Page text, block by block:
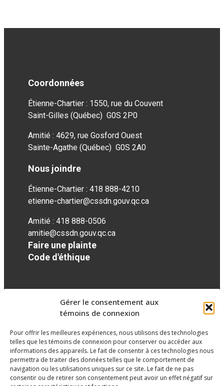
Gérer le consentement aux
témoins de connexion
Pour offrir les meilleures expériences, nous utilisons des technologies
telles que les témoins de connexion pour conserver ou accéder aux
informations des appareils. Le fait de consentir à ces technologies nous
permettra de traiter des données telles que le comportement de
navigation ou les utilisations uniques sur ce site. Le fait de ne pas
consentir ou de retirer son consentement peut avoir un effet négatif sur
Coordonnées
Étienne-Chartier : 1550, rue du Couvent
Saint-Gilles (Québec) G0S 2P0
Amitié : 4629, rue Gosford Ouest
Sainte-Agathe (Québec) G0S 2A0
Nous joindre
Étienne-Chartier : 418 888-4210
etienne-chartier@cssdn.gouv.qc.ca
Amitié : 418 888-0506
amitie@cssdn.gouv.qc.ca
Faire une plainte
Code d'éthique